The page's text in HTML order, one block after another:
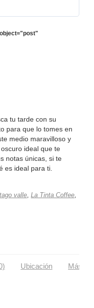
tu tarde con su
para que lo tomes en
medio maravilloso y
ideal que te
notas únicas, si te
es ideal para ti.
valle, La Tinta Coffee,
Ubicación Más